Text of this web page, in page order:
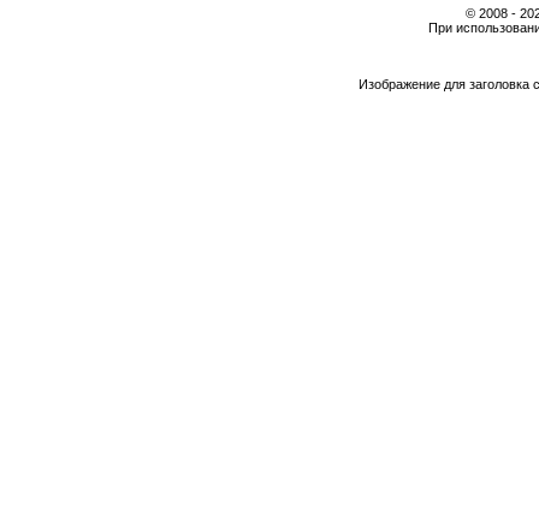
© 2008 -
При
Изображение для